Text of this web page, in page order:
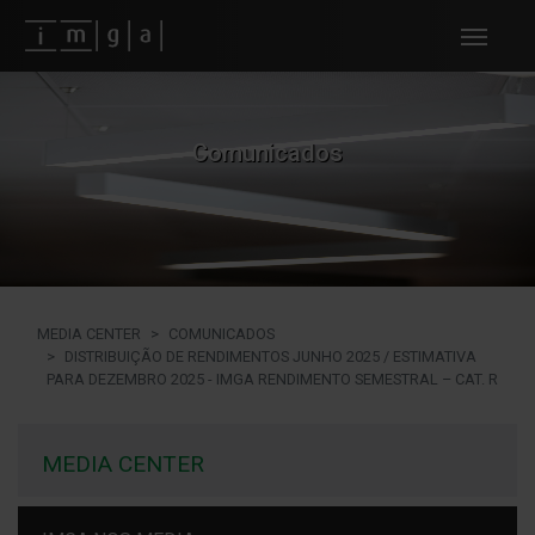
Fundos imga
Comunicados
MEDIA CENTER
COMUNICADOS
DISTRIBUIÇÃO DE RENDIMENTOS JUNHO 2025 / ESTIMATIVA
PARA DEZEMBRO 2025 - IMGA RENDIMENTO SEMESTRAL – CAT. R
MEDIA CENTER